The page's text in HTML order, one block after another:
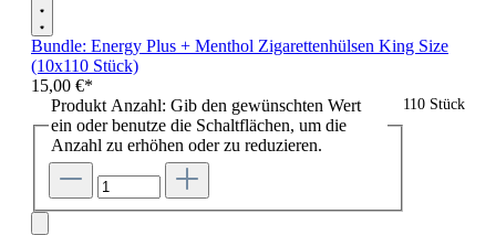
Bundle: Energy Plus + Menthol Zigarettenhülsen King Size
(10x110 Stück)
15,00 €*
110 Stück
Produkt Anzahl: Gib den gewünschten Wert
ein oder benutze die Schaltflächen, um die
Anzahl zu erhöhen oder zu reduzieren.